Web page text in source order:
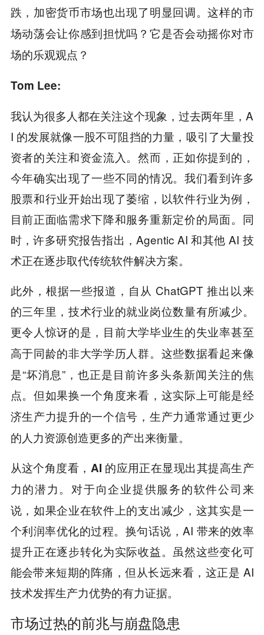
跌，加密货币市场也出现了明显回调。这样的市
场动荡会让你感到担忧吗？它是否会动摇你对市
场的乐观观点？
Tom Lee:
我认为很多人都在关注这个现象，过去两年里，A
I 的发展就像一股不可阻挡的力量，吸引了大量投
资者的关注和资金流入。然而，正如你提到的，
今年确实出现了一些不同的情况。我们看到许多
股票和行业开始出现了萎缩，以软件行业为例，
目前正面临需求下降和服务重新定价的局面。同
时，许多研究报告指出，Agentic AI 和其他 AI 技
术正在逐步取代传统软件解决方案。
此外，根据一些报道，自从 ChatGPT 推出以来
的三年里，技术行业的就业岗位数量有所减少。
更令人惊讶的是， 目前大学毕业生的失业率甚至
高于同龄的非大学学历人群。 这些数据看起来像
是“坏消息”，也正是目前许多头条新闻关注的焦
点。但如果换一个角度来看， 这实际上可能是经
济生产力提升的一个信号， 生产力通常通过更少
的人力资源创造更多的产出来衡量。
从这个角度看， AI 的应用正在显现出其提高生产
力的潜力。对于向企业提供服务的软件公司来
说，如果企业在软件上的支出减少，这其实是一
个利润率优化的过程。换句话说，AI 带来的效率
提升正在逐步转化为实际收益。虽然这些变化可
能会带来短期的阵痛，但从长远来看，这正是 AI
技术发挥生产力优势的有力证据。
市场过热的前兆与崩盘隐患